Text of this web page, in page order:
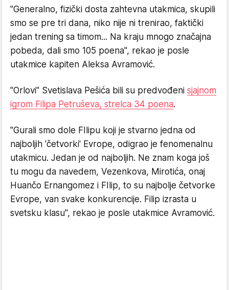
"Generalno, fizički dosta zahtevna utakmica, skupili
smo se pre tri dana, niko nije ni trenirao, faktički
jedan trening sa timom... Na kraju mnogo značajna
pobeda, dali smo 105 poena", rekao je posle
utakmice kapiten Aleksa Avramović.
"Orlovi" Svetislava Pešića bili su predvođeni sjajnom
igrom Filipa Petruševa, strelca 34 poena.
"Gurali smo dole FIlipu koji je stvarno jedna od
najboljih 'četvorki' Evrope, odigrao je fenomenalnu
utakmicu. Jedan je od najboljih. Ne znam koga još
tu mogu da navedem, Vezenkova, Mirotića, onaj
Huančo Ernangomez i FIlip, to su najbolje četvorke
Evrope, van svake konkurencije. Filip izrasta u
svetsku klasu", rekao je posle utakmice Avramović.